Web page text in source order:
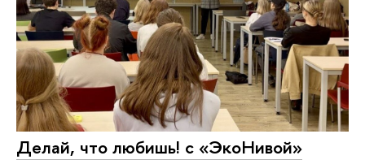
Делай, что любишь! с «ЭкоНивой»